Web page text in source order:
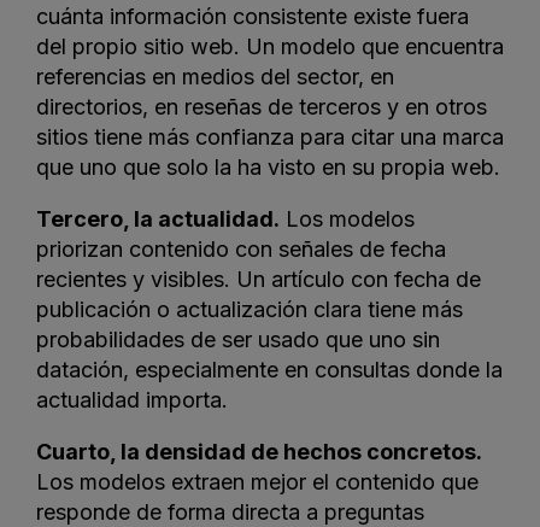
cuánta información consistente existe fuera
del propio sitio web. Un modelo que encuentra
referencias en medios del sector, en
directorios, en reseñas de terceros y en otros
sitios tiene más confianza para citar una marca
que uno que solo la ha visto en su propia web.
Tercero, la actualidad. Los modelos
priorizan contenido con señales de fecha
recientes y visibles. Un artículo con fecha de
publicación o actualización clara tiene más
probabilidades de ser usado que uno sin
datación, especialmente en consultas donde la
actualidad importa.
Cuarto, la densidad de hechos concretos.
Los modelos extraen mejor el contenido que
responde de forma directa a preguntas